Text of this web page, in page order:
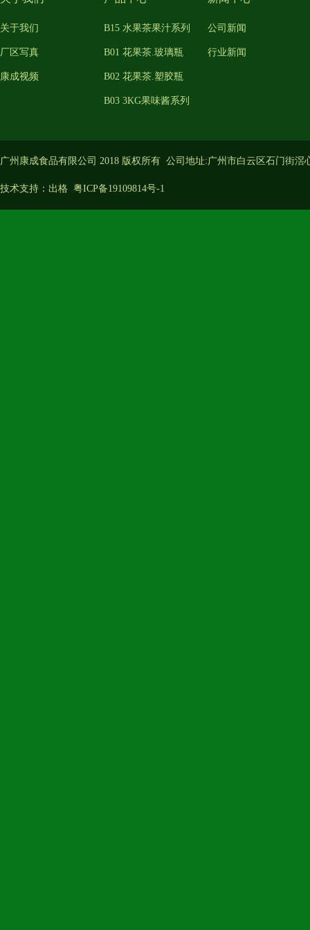
关于我们
厂区写真
康成视频
B15 水果茶果汁系列
B01 花果茶.玻璃瓶
B02 花果茶.塑胶瓶
B03 3KG果味酱系列
公司新闻
行业新闻
广州康成食品有限公司 2018 版权所有 公司地址:广州市白云区石门街滘
技术支持： 出格 粤ICP备19109814号-1